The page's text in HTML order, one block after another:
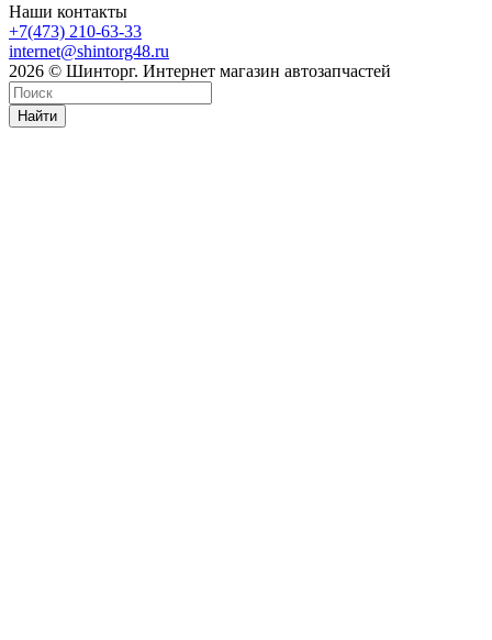
Наши контакты
+7(473) 210-63-33
internet@shintorg48.ru
2026 © Шинторг. Интернет магазин автозапчастей
Найти